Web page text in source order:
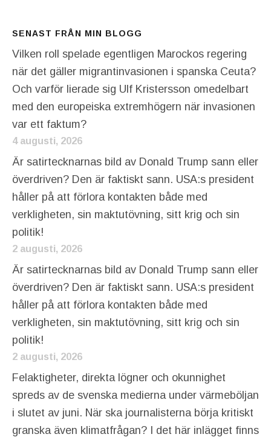
SENAST FRÅN MIN BLOGG
Vilken roll spelade egentligen Marockos regering
när det gäller migrantinvasionen i spanska Ceuta?
Och varför lierade sig Ulf Kristersson omedelbart
med den europeiska extremhögern när invasionen
var ett faktum?
4 augusti, 2026
Är satirtecknarnas bild av Donald Trump sann eller
överdriven? Den är faktiskt sann. USA:s president
håller på att förlora kontakten både med
verkligheten, sin maktutövning, sitt krig och sin
politik!
2 augusti, 2026
Är satirtecknarnas bild av Donald Trump sann eller
överdriven? Den är faktiskt sann. USA:s president
håller på att förlora kontakten både med
verkligheten, sin maktutövning, sitt krig och sin
politik!
2 augusti, 2026
Felaktigheter, direkta lögner och okunnighet
spreds av de svenska medierna under värmeböljan
i slutet av juni. När ska journalisterna börja kritiskt
granska även klimatfrågan? I det här inlägget finns